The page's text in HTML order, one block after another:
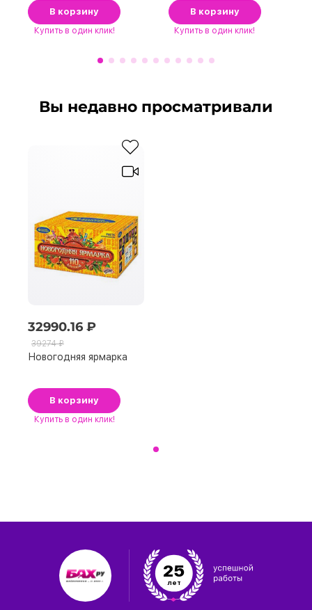
В корзину
Купить в один клик!
В корзину
Купить в один клик!
Вы недавно просматривали
32990.16 ₽
39274 ₽
Новогодняя ярмарка
В корзину
Купить в один клик!
25
лет